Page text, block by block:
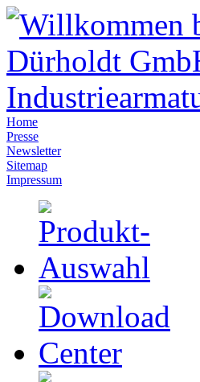
Home
Presse
Newsletter
Sitemap
Impressum